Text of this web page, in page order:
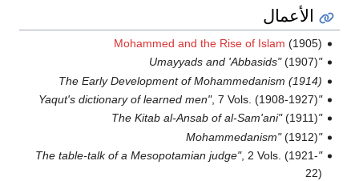
الأعمال
Mohammed and the Rise of Islam (1905)
"Umayyads and 'Abbasids"
(1907)
The Early Development of Mohammedanism (1914)
"Yaqut's dictionary of learned men"
, 7 Vols. (1908-1927)
"The Kitab al-Ansab of al-Sam'ani"
(1911)
"Mohammedanism"
(1912)
"The table-talk of a Mesopotamian judge"
, 2 Vols. (1921-
22)